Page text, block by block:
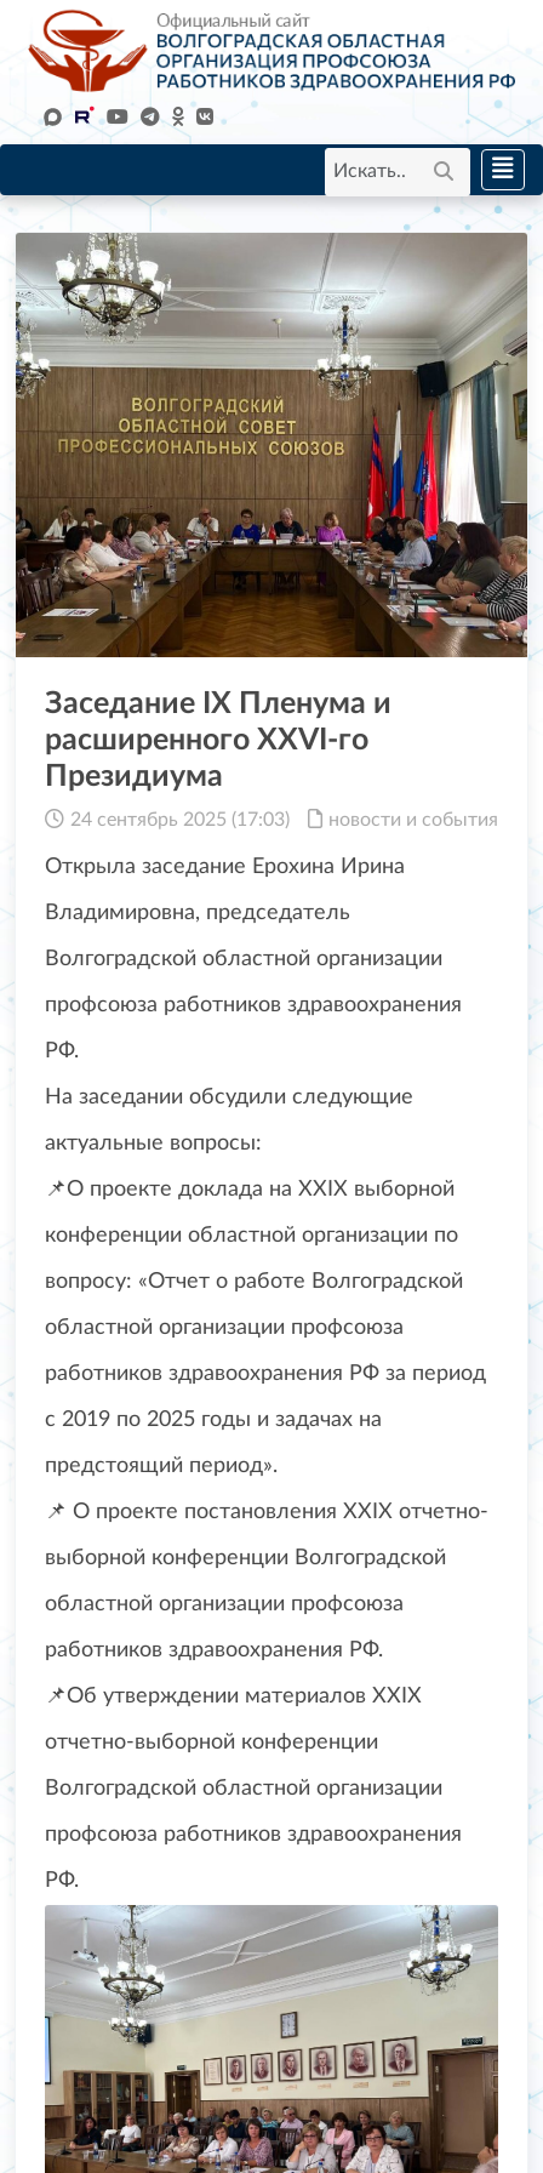
Заседание IX Пленума и
расширенного XXVI-го
Президиума
24 сентябрь 2025 (17:03) новости и события
Открыла заседание Ерохина Ирина
Владимировна, председатель
Волгоградской областной организации
профсоюза работников здравоохранения
РФ.
На заседании обсудили следующие
актуальные вопросы:
📌О проекте доклада на XXIX выборной
конференции областной организации по
вопросу: «Отчет о работе Волгоградской
областной организации профсоюза
работников здравоохранения РФ за период
с 2019 по 2025 годы и задачах на
предстоящий период».
📌 О проекте постановления XXIX отчетно-
выборной конференции Волгоградской
областной организации профсоюза
работников здравоохранения РФ.
📌Об утверждении материалов XXIX
отчетно-выборной конференции
Волгоградской областной организации
профсоюза работников здравоохранения
РФ.